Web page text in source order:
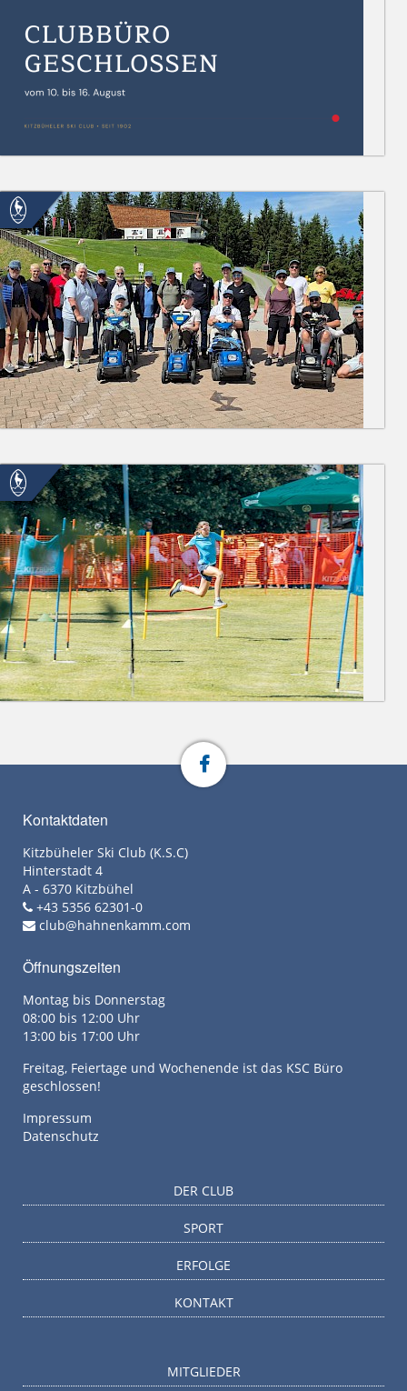
Kontaktdaten
Kitzbüheler Ski Club (K.S.C)
Hinterstadt 4
A - 6370 Kitzbühel
+43 5356 62301-0
club@hahnenkamm.com
Öffnungszeiten
Montag bis Donnerstag
08:00 bis 12:00 Uhr
13:00 bis 17:00 Uhr
Freitag, Feiertage und Wochenende ist das KSC Büro
geschlossen!
Impressum
Datenschutz
DER CLUB
SPORT
ERFOLGE
KONTAKT
MITGLIEDER